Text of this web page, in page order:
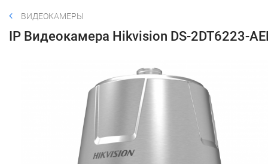
ВИДЕОКАМЕРЫ
IP Видеокамера Hikvision DS-2DT6223-